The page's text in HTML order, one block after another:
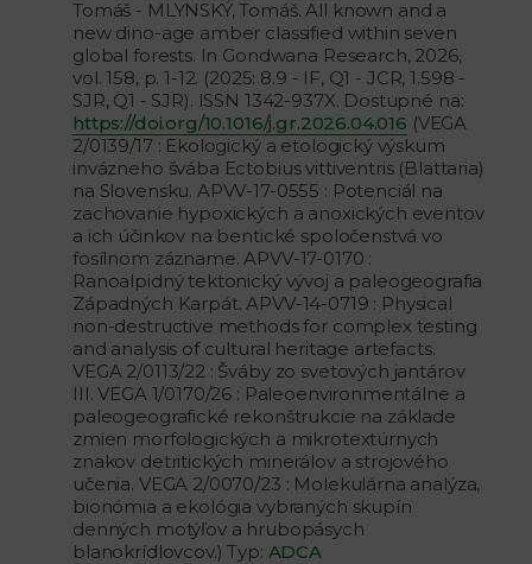
Tomáš - MLYNSKÝ, Tomáš. All known and a
new dino-age amber classified within seven
global forests. In Gondwana Research, 2026,
vol. 158, p. 1-12. (2025: 8.9 - IF, Q1 - JCR, 1.598 -
SJR, Q1 - SJR). ISSN 1342-937X. Dostupné na:
https://doi.org/10.1016/j.gr.2026.04.016 (VEGA
2/0139/17 : Ekologický a etologický výskum
invázneho švába Ectobius vittiventris (Blattaria)
na Slovensku. APVV-17-0555 : Potenciál na
zachovanie hypoxických a anoxických eventov
a ich účinkov na bentické spoločenstvá vo
fosílnom zázname. APVV-17-0170 :
Ranoalpidný tektonický vývoj a paleogeografia
Západných Karpát. APVV-14-0719 : Physical
non-destructive methods for complex testing
and analysis of cultural heritage artefacts.
VEGA 2/0113/22 : Šváby zo svetových jantárov
III. VEGA 1/0170/26 : Paleoenvironmentálne a
paleogeografické rekonštrukcie na základe
zmien morfologických a mikrotextúrnych
znakov detritických minerálov a strojového
učenia. VEGA 2/0070/23 : Molekulárna analýza,
bionómia a ekológia vybraných skupín
denných motýľov a hrubopásych
blanokrídlovcov.) Typ: ADCA